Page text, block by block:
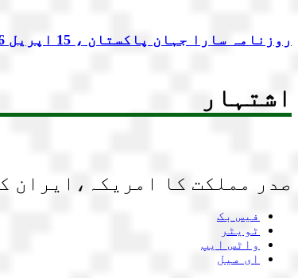
روزنامہ سارا جہان پاکستان ، 15 اپریل 2026
اشتہار
صدر مملکت کا امریکہ،ایران
فیس بک
ٹویٹر
واٹس ایپ
ای میل